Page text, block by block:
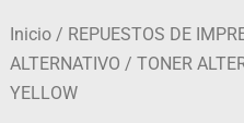
Inicio / REPUESTOS DE
ALTERNATIVO / TONER
YELLOW